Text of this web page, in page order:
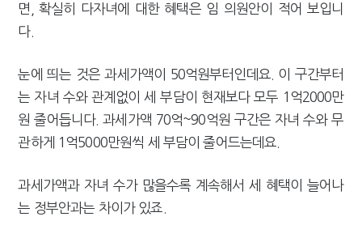
면, 확실히 다자녀에 대한 혜택은 임 의원안이 적어 보입니
다.
눈에 띄는 것은 과세가액이 50억원부터인데요. 이 구간부터
는 자녀 수와 관계없이 세 부담이 현재보다 모두 1억2000만
원 줄어듭니다. 과세가액 70억~90억원 구간은 자녀 수와 무
관하게 1억5000만원씩 세 부담이 줄어드는데요.
과세가액과 자녀 수가 많을수록 계속해서 세 혜택이 늘어나
는 정부안과는 차이가 있죠.